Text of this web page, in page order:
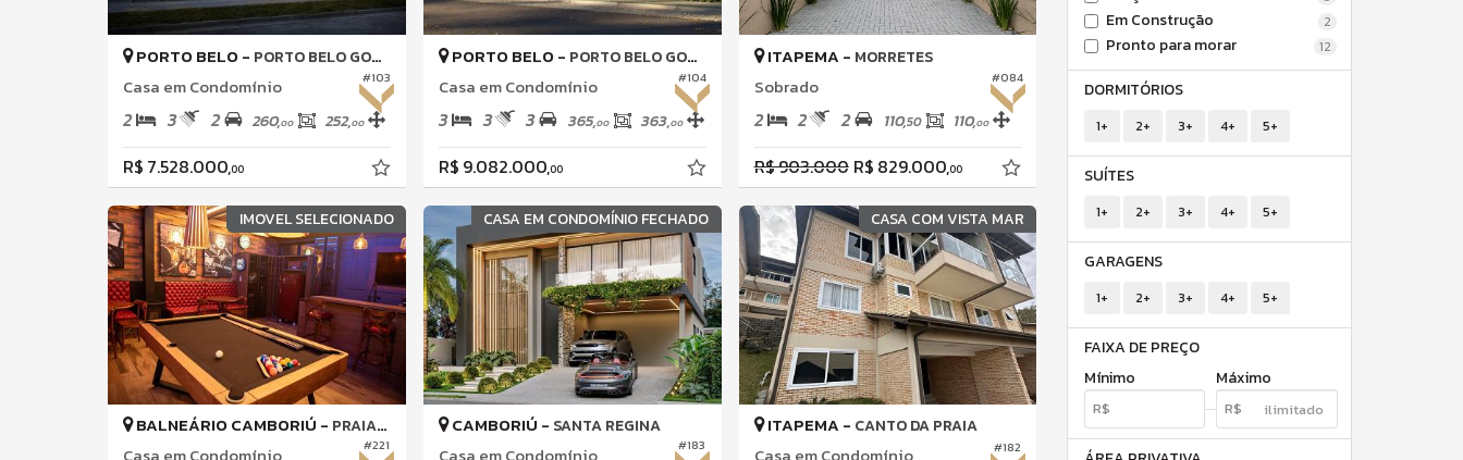
Em Construção 2
Pronto para morar 12
DORMITÓRIOS
1+ 2+ 3+ 4+ 5+
SUÍTES
1+ 2+ 3+ 4+ 5+
GARAGENS
1+ 2+ 3+ 4+ 5+
FAIXA DE PREÇO
Mínimo
Máximo
#103
PORTO BELO - PORTO BELO GOLFE ALL RESORT
Casa em Condomínio
2 3 2 260,00 252,00
R$ 7.528.000,00
#104
PORTO BELO - PORTO BELO GOLFE ALL RESORT
Casa em Condomínio
3 3 3 365,00 363,00
R$ 9.082.000,00
#084
ITAPEMA - MORRETES
Sobrado
2 2 2 110,50 110,00
R$ 903.000 R$ 829.000,00
IMOVEL SELECIONADO
#221
BALNEÁRIO CAMBORIÚ - PRAIA DO ESTALEIRO
CASA EM CONDOMÍNIO FECHADO
#183
CAMBORIÚ - SANTA REGINA
CASA COM VISTA MAR
#182
ITAPEMA - CANTO DA PRAIA